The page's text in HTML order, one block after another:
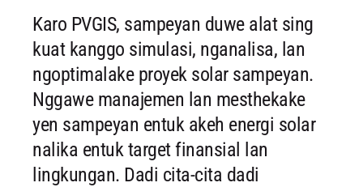
Karo PVGIS, sampeyan duwe alat sing
kuat kanggo simulasi, nganalisa, lan
ngoptimalake proyek solar sampeyan.
Nggawe manajemen lan mesthekake
yen sampeyan entuk akeh energi solar
nalika entuk target finansial lan
lingkungan. Dadi cita-cita dadi